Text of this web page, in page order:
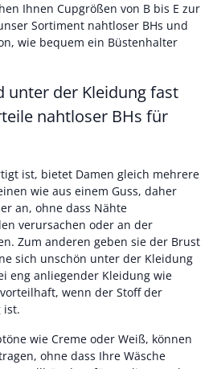
Ihnen Cupgrößen von B bis E zur
Sortiment nahtloser BHs und
wie bequem ein Büstenhalter
unter der Kleidung fast
nahtloser BHs für
ist, bietet Damen gleich mehrere
wie aus einem Guss, daher
an, ohne dass Nähte
verursachen oder an der
Zum anderen geben sie der Brust
sich unschön unter der Kleidung
eng anliegender Kleidung wie
wenn der Stoff der
ist.
wie Creme oder Weiß, können
ohne dass Ihre Wäsche